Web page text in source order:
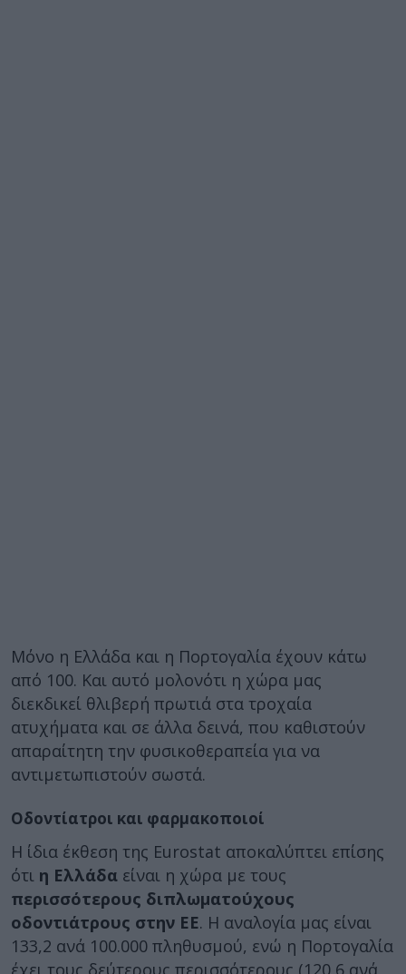
Μόνο η Ελλάδα και η Πορτογαλία έχουν κάτω
από 100. Και αυτό μολονότι η χώρα μας
διεκδικεί θλιβερή πρωτιά στα τροχαία
ατυχήματα και σε άλλα δεινά, που καθιστούν
απαραίτητη την φυσικοθεραπεία για να
αντιμετωπιστούν σωστά.
Οδοντίατροι και φαρμακοποιοί
Η ίδια έκθεση της Eurostat αποκαλύπτει επίσης
ότι η Ελλάδα είναι η χώρα με τους
περισσότερους διπλωματούχους
οδοντιάτρους στην ΕΕ. Η αναλογία μας είναι
133,2 ανά 100.000 πληθυσμού, ενώ η Πορτογαλία
έχει τους δεύτερους περισσότερους (120,6 ανά